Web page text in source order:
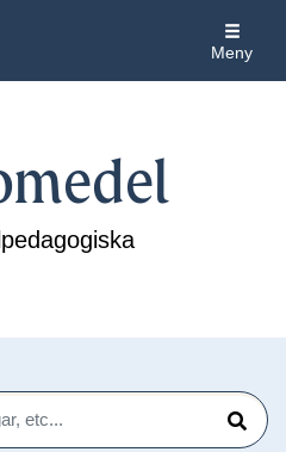
Meny
Sök